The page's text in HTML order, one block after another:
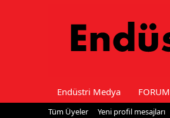
Endüstri Medya FORUM
Tüm Üyeler Yeni profil mesajları